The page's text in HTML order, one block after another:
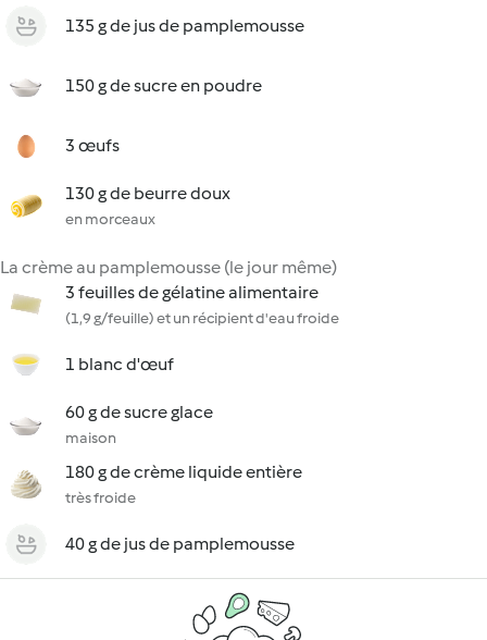
135 g de jus de pamplemousse
150 g de sucre en poudre
3 œufs
130 g de beurre doux
en morceaux
La crème au pamplemousse (le jour même)
3 feuilles de gélatine alimentaire
(1,9 g/feuille) et un récipient d'eau froide
1 blanc d'œuf
60 g de sucre glace
maison
180 g de crème liquide entière
très froide
40 g de jus de pamplemousse